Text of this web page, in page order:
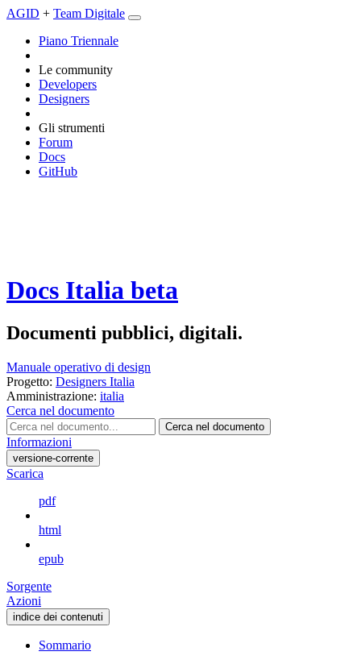
AGID + Team Digitale
Piano Triennale
Le community
Developers
Designers
Gli strumenti
Forum
Docs
GitHub
Docs Italia beta
Documenti pubblici, digitali.
Manuale operativo di design
Progetto: Designers Italia
Amministrazione: italia
Cerca nel documento
Cerca nel documento
Informazioni
versione-corrente
Scarica
pdf
html
epub
Sorgente
Azioni
indice dei contenuti
Sommario